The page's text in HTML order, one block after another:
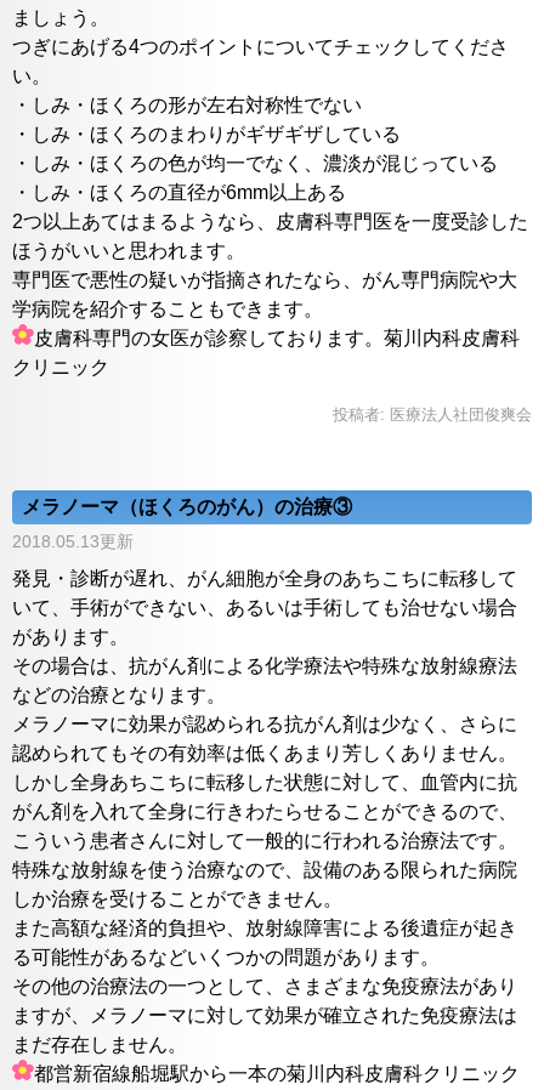
ましょう。
つぎにあげる4つのポイントについてチェックしてくださ
い。
・しみ・ほくろの形が左右対称性でない
・しみ・ほくろのまわりがギザギザしている
・しみ・ほくろの色が均一でなく、濃淡が混じっている
・しみ・ほくろの直径が6mm以上ある
2つ以上あてはまるようなら、皮膚科専門医を一度受診した
ほうがいいと思われます。
専門医で悪性の疑いが指摘されたなら、がん専門病院や大
学病院を紹介することもできます。
皮膚科専門の女医が診察しております。菊川内科皮膚科
クリニック
投稿者: 医療法人社団俊爽会
メラノーマ（ほくろのがん）の治療③
2018.05.13更新
発見・診断が遅れ、がん細胞が全身のあちこちに転移して
いて、手術ができない、あるいは手術しても治せない場合
があります。
その場合は、抗がん剤による化学療法や特殊な放射線療法
などの治療となります。
メラノーマに効果が認められる抗がん剤は少なく、さらに
認められてもその有効率は低くあまり芳しくありません。
しかし全身あちこちに転移した状態に対して、血管内に抗
がん剤を入れて全身に行きわたらせることができるので、
こういう患者さんに対して一般的に行われる治療法です。
特殊な放射線を使う治療なので、設備のある限られた病院
しか治療を受けることができません。
また高額な経済的負担や、放射線障害による後遺症が起き
る可能性があるなどいくつかの問題があります。
その他の治療法の一つとして、さまざまな免疫療法があり
ますが、メラノーマに対して効果が確立された免疫療法は
まだ存在しません。
都営新宿線船堀駅から一本の菊川内科皮膚科クリニック